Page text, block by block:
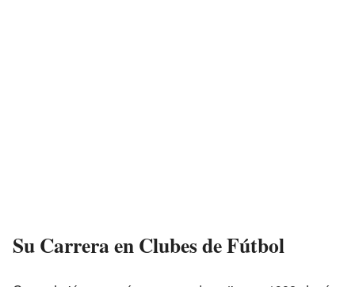
Su Carrera en Clubes de Fútbol